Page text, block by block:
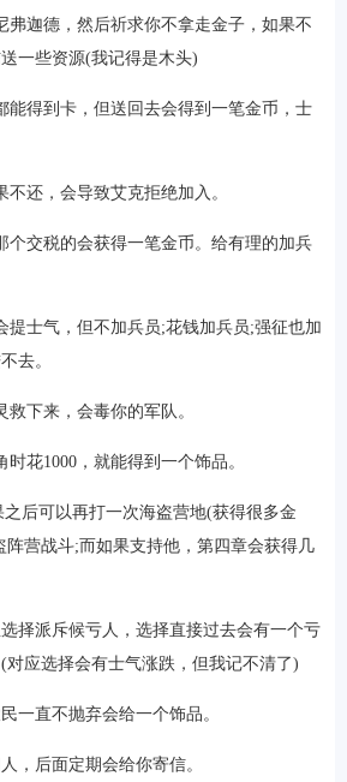
弗迦德，然后祈求你不拿走金子，如果不
一些资源(我记得是木头)
能得到卡，但送回去会得到一笔金币，士
还，会导致艾克拒绝加入。
个交税的会获得一笔金币。给有理的加兵
提士气，但不加兵员;花钱加兵员;强征也加
去。
下来，会毒你的军队。
花1000，就能得到一个饰品。
后可以再打一次海盗营地(获得很多金
阵营战斗;而如果支持他，第四章会获得几
择派斥候亏人，选择直接过去会有一个亏
应选择会有士气涨跌，但我记不清了)
一直不抛弃会给一个饰品。
，后面定期会给你寄信。